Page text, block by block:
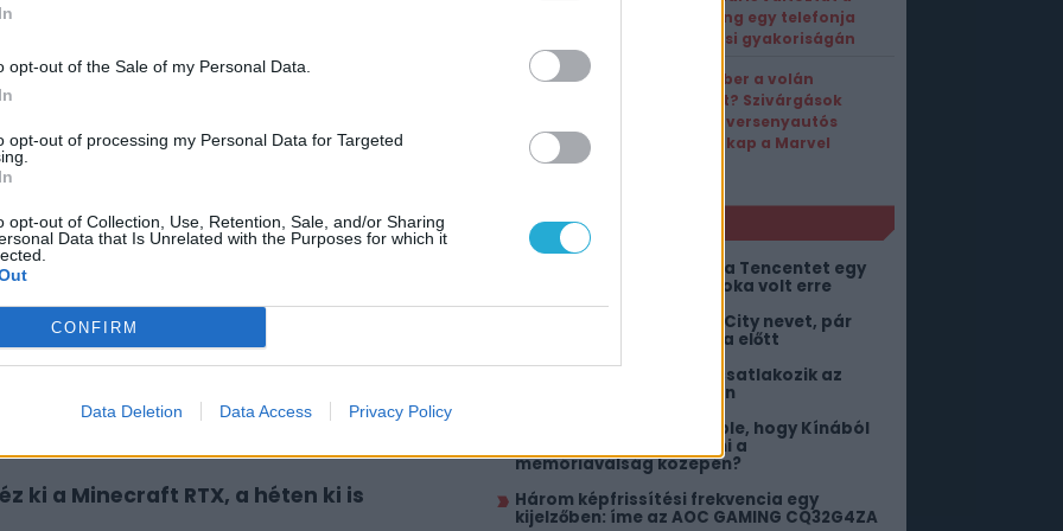
opt-out of the Sale of my Personal Data.
opt-out of processing my Personal Data for Targeted
opt-out of Collection, Use, Retention, Sale, and/or Sharing
Data that Is Unrelated with the Purposes for which it
CONFIRM
Data Deletion Data Access Privacy Policy
a komplett várost be lehet járni.
napi tizenkét órában dolgozott a virtuális
a végeredményt, akkor
hogy a PC Guru tartalmairól véletlenül
készül jótékonysági fesztivált
ki a Minecraft RTX, a héten ki is
Samsung egy telefonja
frissítési gyakoriságán
Vasember a volán
mögött? Szivárgások
szerint versenyautós
módot kap a Marvel
AJÁNLÓ
500 forintért perelte be a Tencentet egy
kínai édesapa, de jó indoka volt erre
A WWE levédetné a Vice City nevet, pár
hónappal a GTA 6 startja előtt
Egy újabb MEKA-pilóta csatlakozik az
Overwatchhoz: jön D.Mon
Miből számolta ki az Apple, hogy Kínából
olcsó RAM-ot lehet venni a
memóriaválság közepén?
Három képfrissítési frekvencia egy
kijelzőben: íme az AOC GAMING CQ32G4ZA